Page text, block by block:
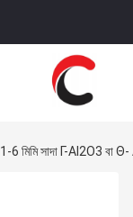
1-6 মিমি সাদা Γ-Al2O3 বা